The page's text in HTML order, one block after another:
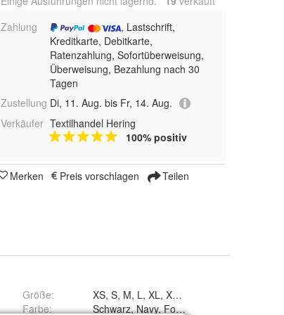
Zahlung
, Lastschrift,
Kreditkarte, Debitkarte,
Ratenzahlung, Sofortüberweisung,
Überweisung, Bezahlung nach 30
Tagen
Zustellung Di, 11. Aug. bis Fr, 14. Aug.
Verkäufer Textilhandel Hering
100% positiv
Merken Preis vorschlagen Teilen
Größe:
Farbe: